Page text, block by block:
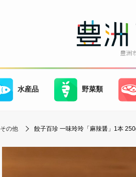
水産品 野菜類
その他 餃子百珍 一味玲玲「麻辣醤」1本